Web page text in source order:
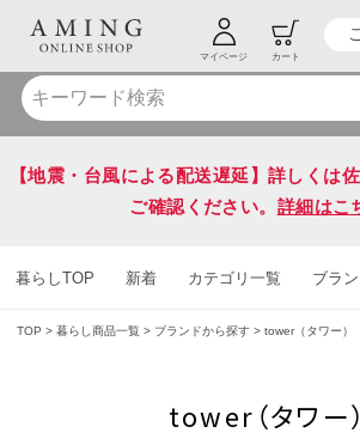
マイページ カート
HOT KEY WORD #炭八 #送料無料
【地震・台風による配送遅延】詳しくは
ご確認ください。 詳細はこ
暮らしTOP 新着 カテゴリ一覧 ブラ
TOP 暮らし商品一覧 ブランドから探す tower（タワー）
tower（タワー）